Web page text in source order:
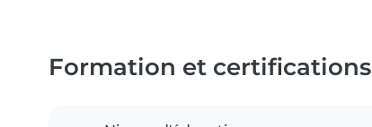
Formation et certifications